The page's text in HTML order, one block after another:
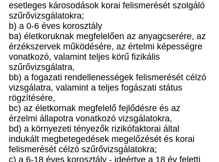
esetleges károsodások korai felismerését szolgáló
szűrővizsgálatokra;
b) a 0-6 éves korosztály
ba) életkoruknak megfelelően az anyagcserére, az
érzékszervek működésére, az értelmi képességre
vonatkozó, valamint teljes körű fizikális
szűrővizsgálatra,
bb) a fogazati rendellenességek felismerését célzó
vizsgálatra, valamint a teljes fogászati státus
rögzítésére,
bc) az életkornak megfelelő fejlődésre és az
érzelmi állapotra vonatkozó vizsgálatokra,
bd) a környezeti tényezők rizikófaktorai által
indukált megbetegedések megelőzését és korai
felismerését célzó szűrővizsgálatokra;
c) a 6-18 éves korosztály - ideértve a 18 év feletti